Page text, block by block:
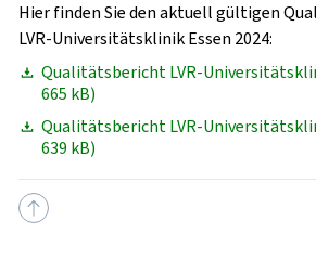
Hier finden Sie den aktuell gültigen
LVR-Universitätsklinik Essen 2024:
Qualitätsbericht LVR-
665 kB)
Qualitätsbericht LVR-
639 kB)